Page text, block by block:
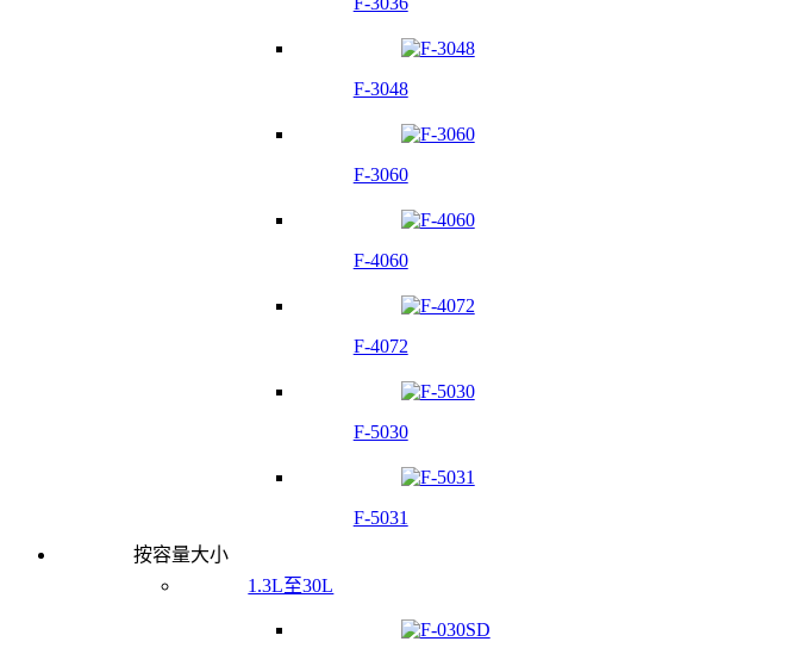
F-3048
F-3060
F-4060
F-4072
F-5030
F-5031
按容量大小
1.3L至30L